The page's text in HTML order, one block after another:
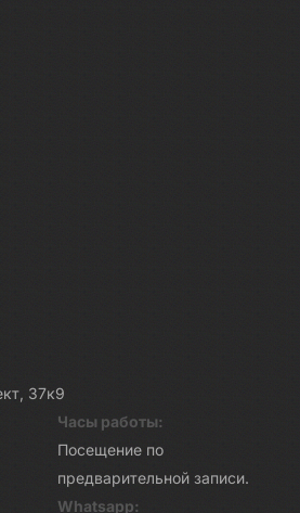
37к9
Часы работы:
Посещение по
предварительной записи.
Whatsapp: